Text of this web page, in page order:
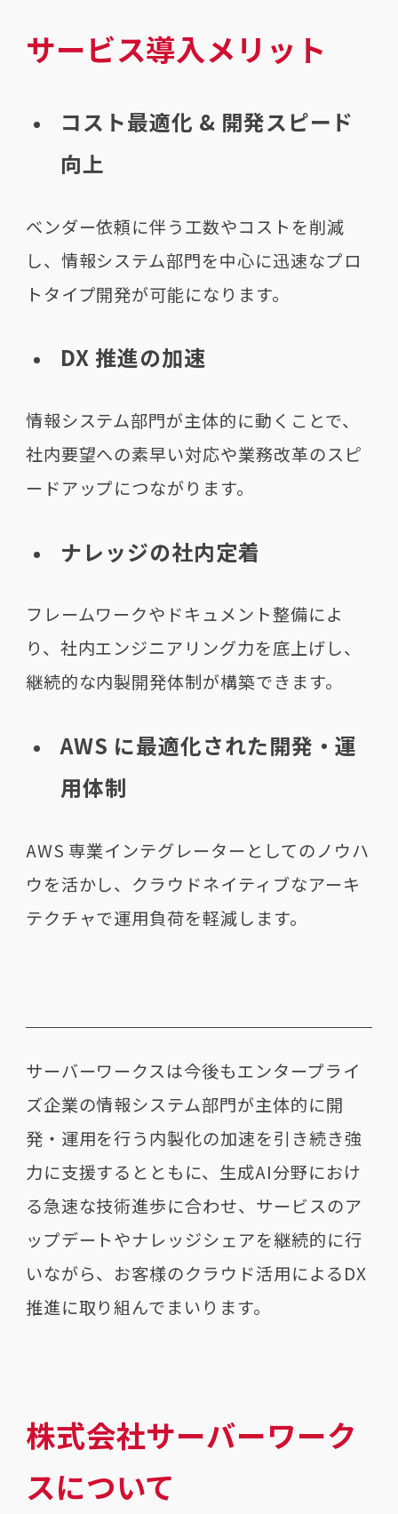
サービス導入メリット
コスト最適化 & 開発スピード
向上
ベンダー依頼に伴う工数やコストを削減
し、情報システム部門を中心に迅速なプロ
トタイプ開発が可能になります。
DX 推進の加速
情報システム部門が主体的に動くことで、
社内要望への素早い対応や業務改革のスピ
ードアップにつながります。
ナレッジの社内定着
フレームワークやドキュメント整備によ
り、社内エンジニアリング力を底上げし、
継続的な内製開発体制が構築できます。
AWS に最適化された開発・運
用体制
AWS 専業インテグレーターとしてのノウハ
ウを活かし、クラウドネイティブなアーキ
テクチャで運用負荷を軽減します。
サーバーワークスは今後もエンタープライ
ズ企業の情報システム部門が主体的に開
発・運用を行う内製化の加速を引き続き強
力に支援するとともに、生成AI分野におけ
る急速な技術進歩に合わせ、サービスのア
ップデートやナレッジシェアを継続的に行
いながら、お客様のクラウド活用によるDX
推進に取り組んでまいります。
株式会社サーバーワーク
スについて